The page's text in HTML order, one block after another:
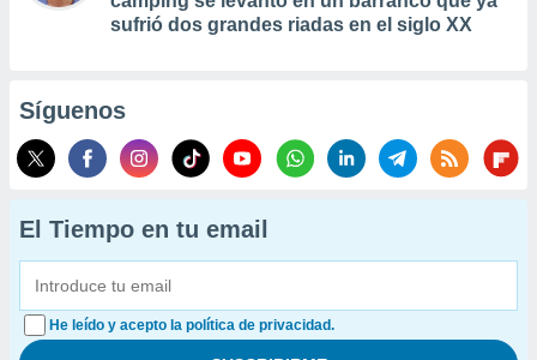
sufrió dos grandes riadas en el siglo XX
Síguenos
El Tiempo en tu email
He leído y acepto la política de privacidad.